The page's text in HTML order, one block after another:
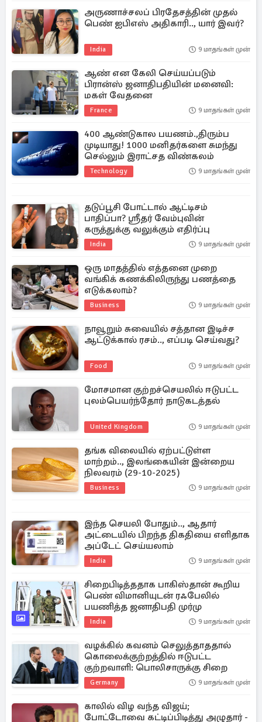
அருணாச்சலப் பிரதேசத்தின் முதல்
பெண் ஐபிஎஸ் அதிகாரி.., யார் இவர்?
India 9 மாதங்கள் முன்
ஆண் என கேலி செய்யப்படும்
பிரான்ஸ் ஜனாதிபதியின் மனைவி:
மகள் வேதனை
France 9 மாதங்கள் முன்
400 ஆண்டுகால பயணம்.,திரும்ப
முடியாது! 1000 மனிதர்களை சுமந்து
செல்லும் இராட்சத விண்கலம்
Technology 9 மாதங்கள் முன்
தடுப்பூசி போட்டால் ஆட்டிசம்
பாதிப்பா? ஸ்ரீதர் வேம்புவின்
கருத்துக்கு வலுக்கும் எதிர்ப்பு
India 9 மாதங்கள் முன்
ஒரு மாதத்தில் எத்தனை முறை
வங்கிக் கணக்கிலிருந்து பணத்தை
எடுக்கலாம்?
Business 9 மாதங்கள் முன்
நாவூறும் சுவையில் சத்தான இடிச்ச
ஆட்டுக்கால் ரசம்.., எப்படி செய்வது?
Food 9 மாதங்கள் முன்
மோசமான குற்றச்செயலில் ஈடுபட்ட
புலம்பெயர்ந்தோர் நாடுகடத்தல்
United Kingdom 9 மாதங்கள் முன்
தங்க விலையில் ஏற்பட்டுள்ள
மாற்றம்.., இலங்கையின் இன்றைய
நிலவரம் (29-10-2025)
Business 9 மாதங்கள் முன்
இந்த செயலி போதும்.., ஆதார்
அட்டையில் பிறந்த திகதியை எளிதாக
அப்டேட் செய்யலாம்
India 9 மாதங்கள் முன்
சிறைபிடித்ததாக பாகிஸ்தான் கூறிய
பெண் விமானியுடன் ரஃபேலில்
பயணித்த ஜனாதிபதி முர்மு
India 9 மாதங்கள் முன்
வழக்கில் கவனம் செலுத்தாததால்
கொலைக்குற்றத்தில் ஈடுபட்ட
குற்றவாளி: பொலிசாருக்கு சிறை
Germany 9 மாதங்கள் முன்
காலில் விழ வந்த விஜய்;
போட்டோவை கட்டிப்பிடித்து அழுதார் -